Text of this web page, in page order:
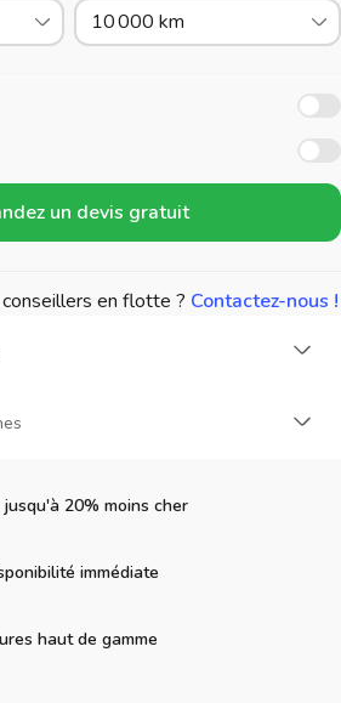
10 000 km
un devis gratuit
en flotte ? Contactez-nous !
20% moins cher
immédiate
haut de gamme